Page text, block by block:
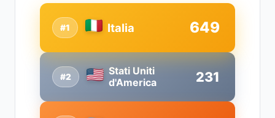
#2
Stati Uniti
d'America
231
#1 Italia 649